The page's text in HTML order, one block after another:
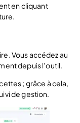
en cliquant
Vous accédez au
depuis l’outil.
; grâce à cela,
de gestion.